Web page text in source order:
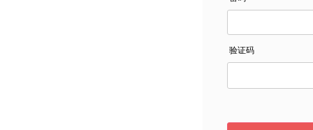
验证码